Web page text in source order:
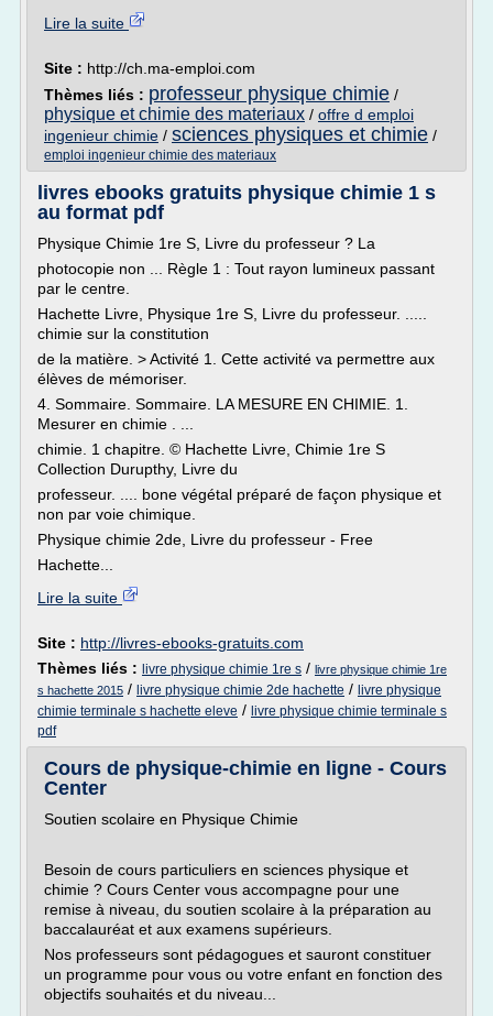
Lire la suite
Site : http://ch.ma-emploi.com
Thèmes liés : professeur physique chimie /
physique et chimie des materiaux / offre d emploi
ingenieur chimie / sciences physiques et chimie /
emploi ingenieur chimie des materiaux
livres ebooks gratuits physique chimie 1 s
au format pdf
Physique Chimie 1re S, Livre du professeur ? La
photocopie non ... Règle 1 : Tout rayon lumineux passant
par le centre.
Hachette Livre, Physique 1re S, Livre du professeur. .....
chimie sur la constitution
de la matière. > Activité 1. Cette activité va permettre aux
élèves de mémoriser.
4. Sommaire. Sommaire. LA MESURE EN CHIMIE. 1.
Mesurer en chimie . ...
chimie. 1 chapitre. © Hachette Livre, Chimie 1re S
Collection Durupthy, Livre du
professeur. .... bone végétal préparé de façon physique et
non par voie chimique.
Physique chimie 2de, Livre du professeur - Free
Hachette...
Lire la suite
Site : http://livres-ebooks-gratuits.com
Thèmes liés : livre physique chimie 1re s / livre physique chimie 1re
s hachette 2015 / livre physique chimie 2de hachette / livre physique
chimie terminale s hachette eleve / livre physique chimie terminale s
pdf
Cours de physique-chimie en ligne - Cours
Center
Soutien scolaire en Physique Chimie
Besoin de cours particuliers en sciences physique et
chimie ? Cours Center vous accompagne pour une
remise à niveau, du soutien scolaire à la préparation au
baccalauréat et aux examens supérieurs.
Nos professeurs sont pédagogues et sauront constituer
un programme pour vous ou votre enfant en fonction des
objectifs souhaités et du niveau...